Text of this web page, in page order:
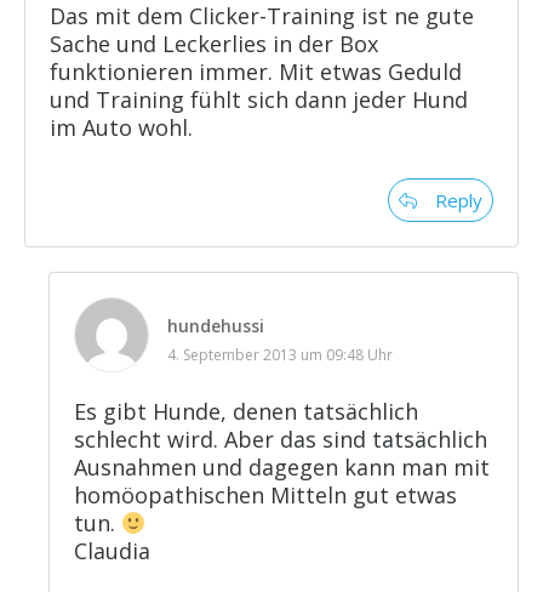
Das mit dem Clicker-Training ist ne gute
Sache und Leckerlies in der Box
funktionieren immer. Mit etwas Geduld
und Training fühlt sich dann jeder Hund
im Auto wohl.
Reply
hundehussi
4. September 2013 um 09:48 Uhr
Es gibt Hunde, denen tatsächlich
schlecht wird. Aber das sind tatsächlich
Ausnahmen und dagegen kann man mit
homöopathischen Mitteln gut etwas
tun.
Claudia